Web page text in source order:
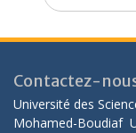
Contactez-
Université des
Mohamed-Boudiaf